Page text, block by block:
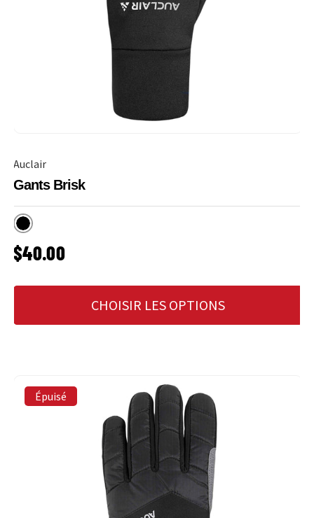
Auclair
Gants Brisk
Noir
PRIX HABITUEL
$40.00
CHOISIR LES OPTIONS
Épuisé